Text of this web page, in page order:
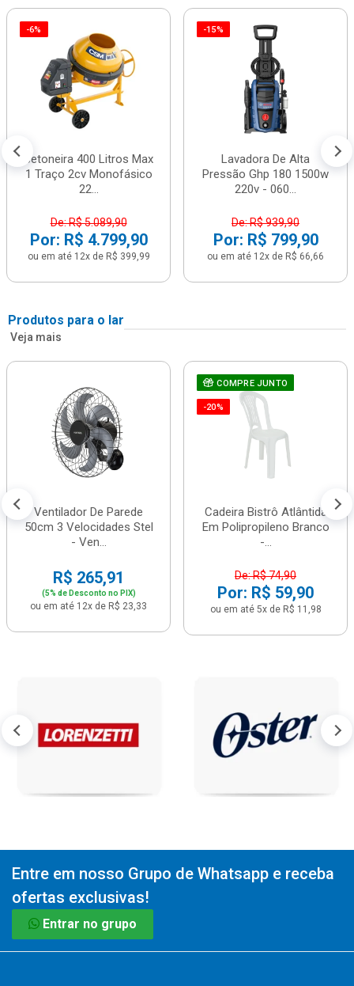
-6%
Betoneira 400 Litros Max
1 Traço 2cv Monofásico
22...
De: R$ 5.089,90
Por: R$ 4.799,90
ou em até 12x de R$ 399,99
-15%
Lavadora De Alta
Pressão Ghp 180 1500w
220v - 060...
De: R$ 939,90
Por: R$ 799,90
ou em até 12x de R$ 66,66
Produtos para o lar
Veja mais
Ventilador De Parede
50cm 3 Velocidades Stel
- Ven...
R$ 265,91
(5% de Desconto no PIX)
ou em até 12x de R$ 23,33
COMPRE JUNTO
-20%
Cadeira Bistrô Atlântida
Em Polipropileno Branco
-...
De: R$ 74,90
Por: R$ 59,90
ou em até 5x de R$ 11,98
Entre em nosso Grupo de Whatsapp e receba
ofertas exclusivas!
Entrar no grupo